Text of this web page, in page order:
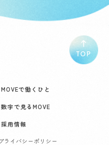
MOVEで働くひと
数字で見るMOVE
採用情報
ライバシーポリシー
TOP